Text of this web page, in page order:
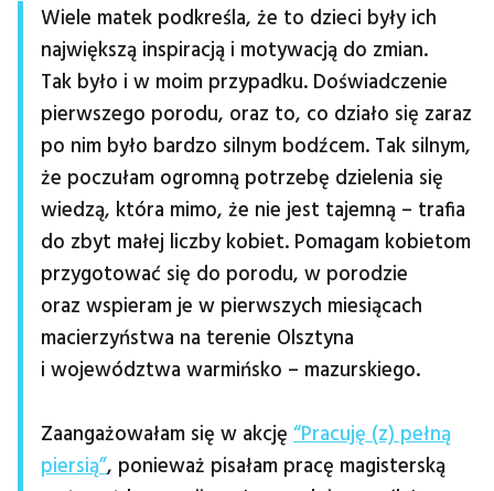
Wiele matek podkreśla, że to dzieci były ich
największą inspiracją i motywacją do zmian.
Tak było i w moim przypadku. Doświadczenie
pierwszego porodu, oraz to, co działo się zaraz
po nim było bardzo silnym bodźcem. Tak silnym,
że poczułam ogromną potrzebę dzielenia się
wiedzą, która mimo, że nie jest tajemną – trafia
do zbyt małej liczby kobiet. Pomagam kobietom
przygotować się do porodu, w porodzie
oraz wspieram je w pierwszych miesiącach
macierzyństwa na terenie Olsztyna
i województwa warmińsko – mazurskiego.
Zaangażowałam się w akcję “Pracuję (z) pełną
piersią”, ponieważ pisałam pracę magisterską